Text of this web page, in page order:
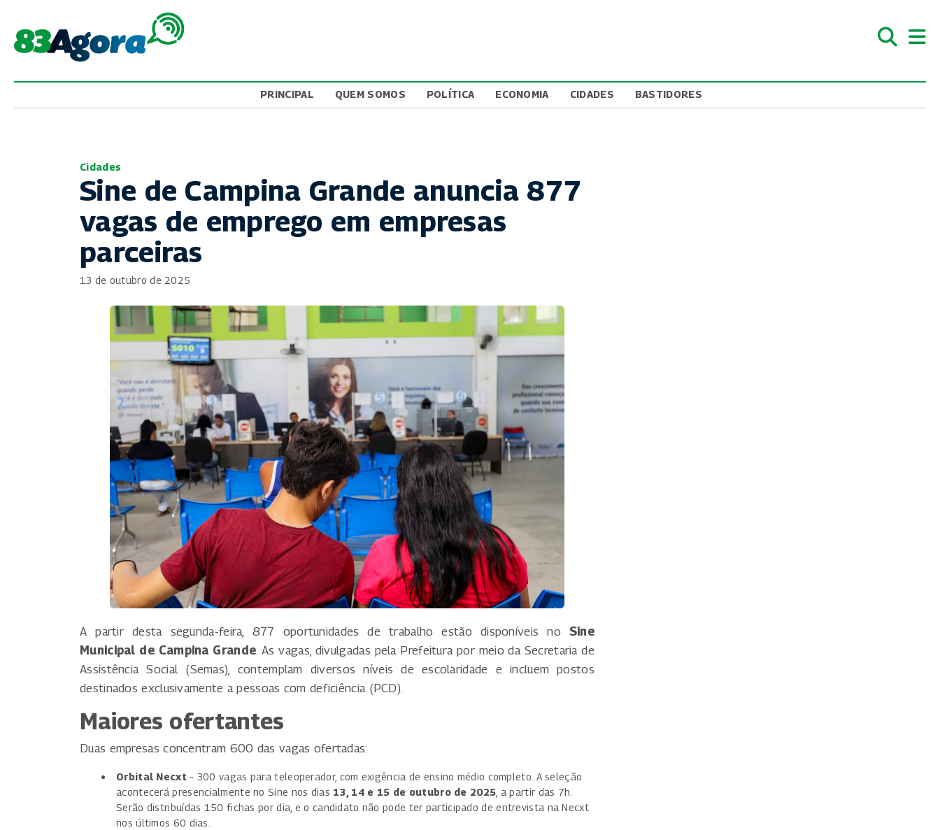
PRINCIPAL QUEM SOMOS POLÍTICA ECONOMIA CIDADES BASTIDORES
Cidades
Sine de Campina Grande anuncia 877
vagas de emprego em empresas
parceiras
13 de outubro de 2025
A partir desta segunda-feira, 877 oportunidades de trabalho estão disponíveis no Sine
Municipal de Campina Grande. As vagas, divulgadas pela Prefeitura por meio da Secretaria de
Assistência Social (Semas), contemplam diversos níveis de escolaridade e incluem postos
destinados exclusivamente a pessoas com deficiência (PCD).
Maiores ofertantes
Duas empresas concentram 600 das vagas ofertadas:
Orbital Necxt – 300 vagas para teleoperador, com exigência de ensino médio completo. A seleção
acontecerá presencialmente no Sine nos dias 13, 14 e 15 de outubro de 2025 , a partir das 7h.
Serão distribuídas 150 fichas por dia, e o candidato não pode ter participado de entrevista na Necxt
nos últimos 60 dias.